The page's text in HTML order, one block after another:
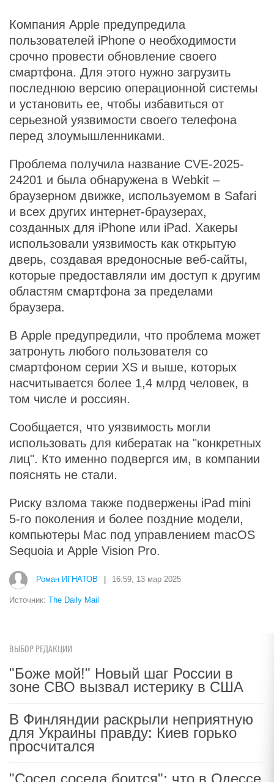
Компания Apple предупредила
пользователей iPhone о необходимости
срочно провести обновление своего
смартфона. Для этого нужно загрузить
последнюю версию операционной системы
и установить ее, чтобы избавиться от
серьезной уязвимости своего телефона
перед злоумышленниками.
Проблема получила название CVE-2025-
24201 и была обнаружена в Webkit –
браузерном движке, используемом в Safari
и всех других интернет-браузерах,
созданных для iPhone или iPad. Хакеры
использовали уязвимость как открытую
дверь, создавая вредоносные веб-сайты,
которые предоставляли им доступ к другим
областям смартфона за пределами
браузера.
В Apple предупредили, что проблема может
затронуть любого пользователя со
смартфоном серии XS и выше, которых
насчитывается более 1,4 млрд человек, в
том числе и россиян.
Сообщается, что уязвимость могли
использовать для кибератак на "конкретных
лиц". Кто именно подвергся им, в компании
пояснять не стали.
Риску взлома также подвержены iPad mini
5-го поколения и более поздние модели,
компьютеры Mac под управлением macOS
Sequoia и Apple Vision Pro.
Роман ИГНАТОВ 16:59, 13 мар 2025
Источник: The Daily Mail
ВЫБОР РЕДАКЦИИ
"Боже мой!" Новый шаг России в
зоне СВО вызвал истерику в США
В Финляндии раскрыли неприятную
для Украины правду: Киев горько
просчитался
"Сосед соседа боится": что в Одессе